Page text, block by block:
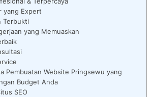
yang Expert
Terbukti
yang Memuaskan
Pembuatan Website Pringsewu yang
Budget Anda
SEO